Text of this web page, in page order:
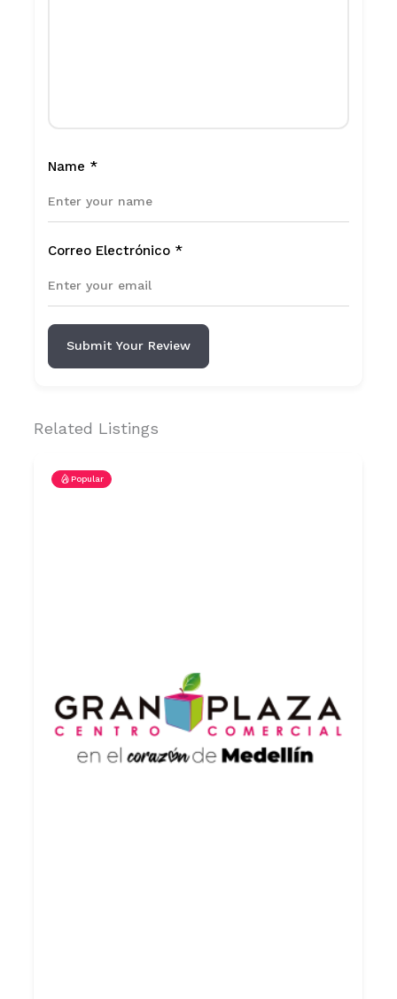
Name *
Correo Electrónico *
Submit Your Review
Related Listings
Popular